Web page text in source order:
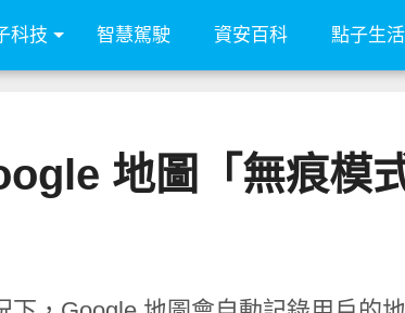
科技 智慧駕駛 資安百科 點子生活
地圖「無痕模